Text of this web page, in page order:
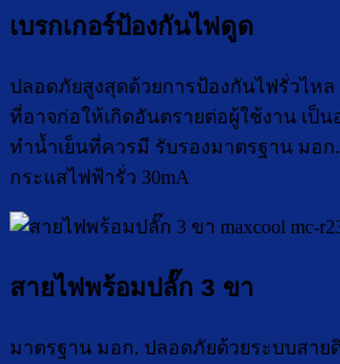
เบรกเกอร์ป้องกันไฟดูด
ปลอดภัยสูงสุดด้วยการป้องกันไฟรั่วไหล
ที่อาจก่อให้เกิดอันตรายต่อผู้ใช้งาน เป็
ทำน้ำเย็นที่ควรมี รับรองมาตรฐาน มอก
กระแสไฟฟ้ารั่ว 30mA
สายไฟพร้อมปลั๊ก 3 ขา
มาตรฐาน มอก. ปลอดภัยด้วยระบบสาย